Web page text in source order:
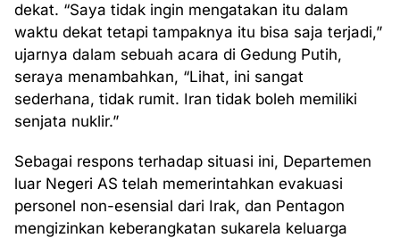
dekat. “Saya tidak ingin mengatakan itu dalam
waktu dekat tetapi tampaknya itu bisa saja terjadi,”
ujarnya dalam sebuah acara di Gedung Putih,
seraya menambahkan, “Lihat, ini sangat
sederhana, tidak rumit. Iran tidak boleh memiliki
senjata nuklir.”
Sebagai respons terhadap situasi ini, Departemen
luar Negeri AS telah memerintahkan evakuasi
personel non-esensial dari Irak, dan Pentagon
mengizinkan keberangkatan sukarela keluarga